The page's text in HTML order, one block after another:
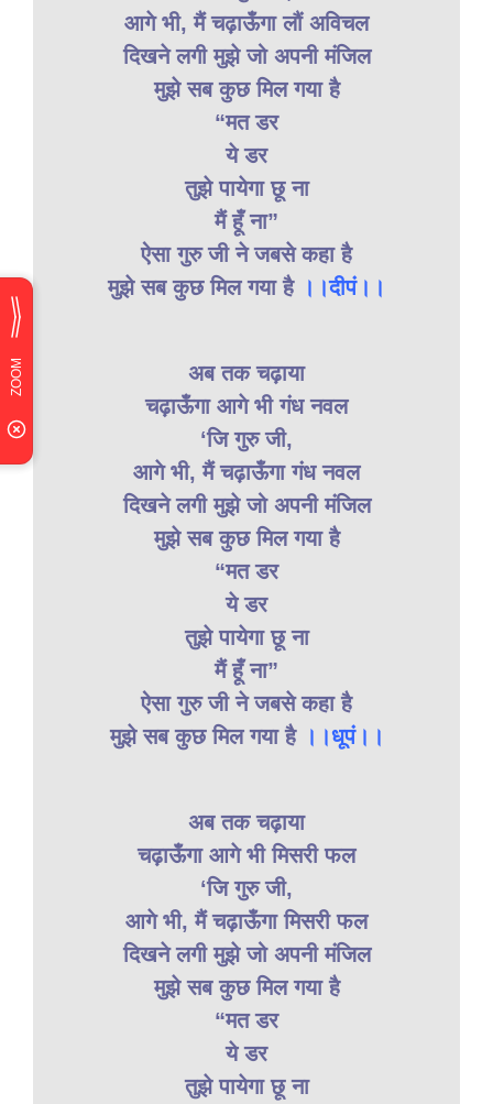
आगे भी, मैं चढ़ाऊँगा लौं अविचल
दिखने लगी मुझे जो अपनी मंजिल
मुझे सब कुछ मिल गया है
“मत डर
ये डर
तुझे पायेगा छू ना
मैं हूँ ना”
ऐसा गुरु जी ने जबसे कहा है
मुझे सब कुछ मिल गया है ।।दीपं।।
अब तक चढ़ाया
चढ़ाऊँगा आगे भी गंध नवल
‘जि गुरु जी,
आगे भी, मैं चढ़ाऊँगा गंध नवल
दिखने लगी मुझे जो अपनी मंजिल
मुझे सब कुछ मिल गया है
“मत डर
ये डर
तुझे पायेगा छू ना
मैं हूँ ना”
ऐसा गुरु जी ने जबसे कहा है
मुझे सब कुछ मिल गया है ।।धूपं।।
अब तक चढ़ाया
चढ़ाऊँगा आगे भी मिसरी फल
‘जि गुरु जी,
आगे भी, मैं चढ़ाऊँगा मिसरी फल
दिखने लगी मुझे जो अपनी मंजिल
मुझे सब कुछ मिल गया है
“मत डर
ये डर
तुझे पायेगा छू ना